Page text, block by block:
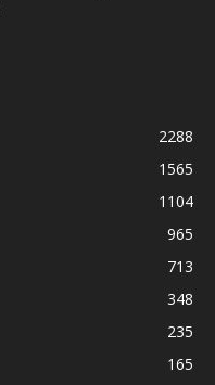
2288
1565
1104
965
713
348
235
165